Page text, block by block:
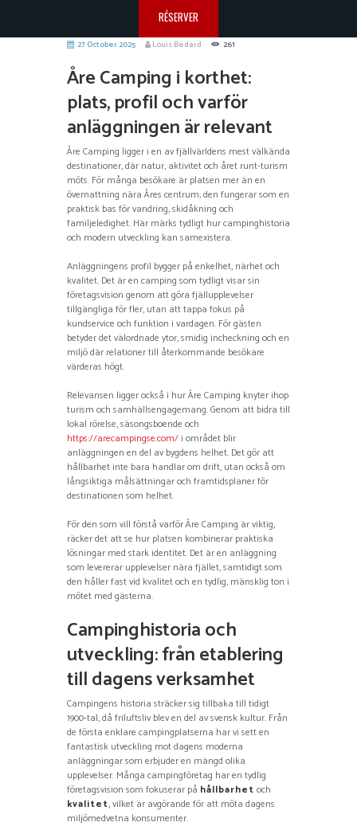
RÉSERVER
27 October 2025 Louis Bedard 261
Åre Camping i korthet:
plats, profil och varför
anläggningen är relevant
Åre Camping ligger i en av fjällvärldens mest välkända
destinationer, där natur, aktivitet och året runt-turism
möts. För många besökare är platsen mer än en
övernattning nära Åres centrum; den fungerar som en
praktisk bas för vandring, skidåkning och
familjeledighet. Här märks tydligt hur campinghistoria
och modern utveckling kan samexistera.
Anläggningens profil bygger på enkelhet, närhet och
kvalitet. Det är en camping som tydligt visar sin
företagsvision genom att göra fjällupplevelser
tillgängliga för fler, utan att tappa fokus på
kundservice och funktion i vardagen. För gästen
betyder det välordnade ytor, smidig incheckning och en
miljö där relationer till återkommande besökare
värderas högt.
Relevansen ligger också i hur Åre Camping knyter ihop
turism och samhällsengagemang. Genom att bidra till
lokal rörelse, säsongsboende och
https://arecampingse.com/i området blir
anläggningen en del av bygdens helhet. Det gör att
hållbarhet inte bara handlar om drift, utan också om
långsiktiga målsättningar och framtidsplaner för
destinationen som helhet.
För den som vill förstå varför Åre Camping är viktig,
räcker det att se hur platsen kombinerar praktiska
lösningar med stark identitet. Det är en anläggning
som levererar upplevelser nära fjället, samtidigt som
den håller fast vid kvalitet och en tydlig, mänsklig ton i
mötet med gästerna.
Campinghistoria och
utveckling: från etablering
till dagens verksamhet
Campingens historia sträcker sig tillbaka till tidigt
1900-tal, då friluftsliv blev en del av svensk kultur. Från
de första enklare campingplatserna har vi sett en
fantastisk utveckling mot dagens moderna
anläggningar som erbjuder en mängd olika
upplevelser. Många campingföretag har en tydlig
företagsvision som fokuserar på hållbarhet och
kvalitet, vilket är avgörande för att möta dagens
miljömedvetna konsumenter.